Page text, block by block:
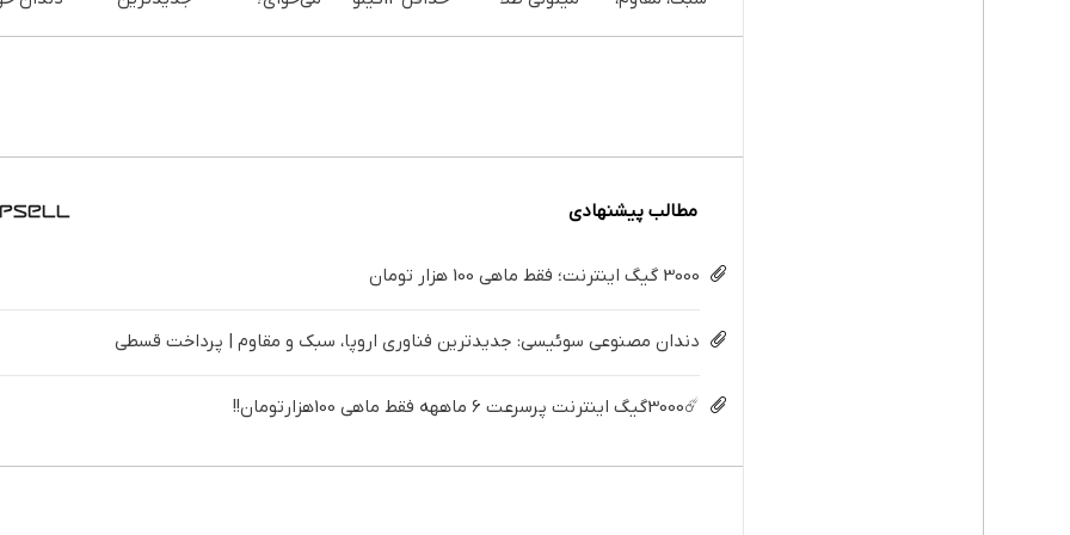
مطالب پیشنهادی
3000 گیگ اینترنت؛ فقط ماهی 100 هزار تومان
دندان مصنوعی سوئیسی: جدیدترین فناوری اروپا، سبک و مقاوم | پرداخت قسطی
☄️3000گیگ اینترنت پرسرعت 6 ماههه فقط ماهی 100هزارتومان!!